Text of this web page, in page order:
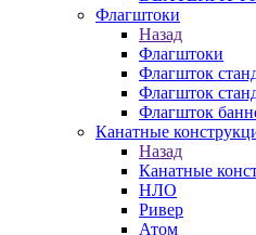
Флагштоки
Назад
Флагштоки
Флагшток
Флагшток
Флагшток
Канатные
Назад
Канатные
НЛО
Ривер
Атом